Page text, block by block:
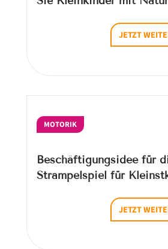
JETZT
MOTORIK
Beschäftigungsidee für
Strampelspiel für
JETZT